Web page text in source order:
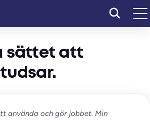
sättet att
använda och gör jobbet. Min